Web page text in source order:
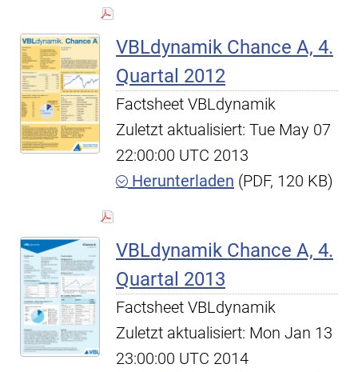
VBLdynamik Chance A, 4.
Quartal 2012
Factsheet VBLdynamik
Zuletzt aktualisiert: Tue May 07
22:00:00 UTC 2013
Herunterladen (PDF, 120 KB)
VBLdynamik Chance A, 4.
Quartal 2013
Factsheet VBLdynamik
Zuletzt aktualisiert: Mon Jan 13
23:00:00 UTC 2014